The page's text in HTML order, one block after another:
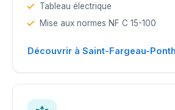
Tableau électrique
Mise aux normes NF C 15-100
Découvrir à Saint-Fargeau-